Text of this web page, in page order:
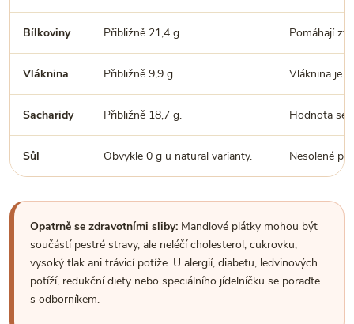
Bílkoviny Přibližně 21,4 g. Pomáhají
Vláknina Přibližně 9,9 g. Vláknina je
Sacharidy Přibližně 18,7 g. Hodnota se
Sůl Obvykle 0 g u natural varianty. Nesolené
Opatrně se zdravotními sliby: Mandlové plátky mohou být
součástí pestré stravy, ale neléčí cholesterol, cukrovku,
vysoký tlak ani trávicí potíže. U alergií, diabetu, ledvinových
potíží, redukční diety nebo speciálního jídelníčku se poraďte
s odborníkem.